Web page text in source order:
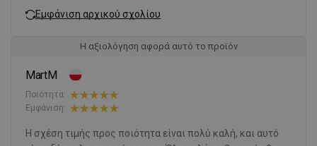
Εμφάνιση αρχικού σχολίου
Η αξιολόγηση αφορά αυτό το προϊόν
MartM
Ποιότητα:
Εμφάνιση:
Η σχέση τιμής προς ποιότητα είναι πολύ καλή, και αυτό